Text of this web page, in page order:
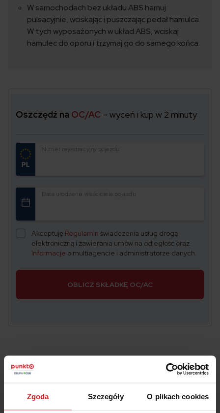
Zgoda Szczegóły O plikach cookies
W samochodach bez układu ABS hamuj
pulsacyjnie, wciskając i puszczając pedał hamulca.
W tych wyposażonych w układ ABS, wciskaj
hamulec do oporu i trzymaj go do samego końca.
Oszczędź na OC/AC – wyceń i kup w 2 minuty
Numer rejestracyjny pojazdu
Data urodzenia właściciela pojazdu
Akceptuję Regulamin świadczenia usług drogą
elektroniczną i zawierania umów na odległość oraz
Informacje o multiagencie i administratorze danych.
OBLICZ SKŁADKĘ OC/AC